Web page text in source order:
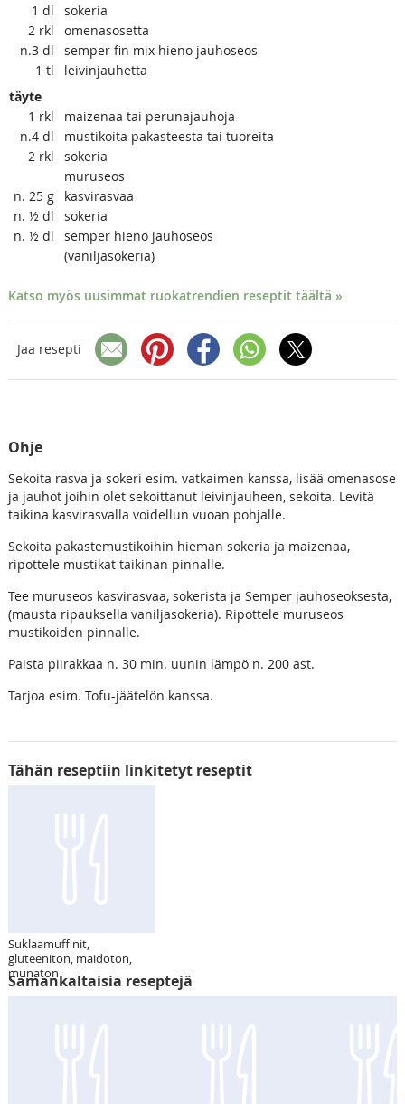
1 dl
sokeria
2 rkl
omenasosetta
n.3 dl
semper fin mix hieno jauhoseos
1 tl
leivinjauhetta
täyte
1 rkl
maizenaa tai perunajauhoja
n.4 dl
mustikoita pakasteesta tai tuoreita
2 rkl
sokeria
muruseos
n. 25 g
kasvirasvaa
n. ½ dl
sokeria
n. ½ dl
semper hieno jauhoseos
(vaniljasokeria)
Katso myös uusimmat ruokatrendien reseptit täältä »
Jaa resepti
Ohje
Sekoita rasva ja sokeri esim. vatkaimen kanssa, lisää omenasose
ja jauhot joihin olet sekoittanut leivinjauheen, sekoita. Levitä
taikina kasvirasvalla voidellun vuoan pohjalle.
Sekoita pakastemustikoihin hieman sokeria ja maizenaa,
ripottele mustikat taikinan pinnalle.
Tee muruseos kasvirasvaa, sokerista ja Semper jauhoseoksesta,
(mausta ripauksella vaniljasokeria). Ripottele muruseos
mustikoiden pinnalle.
Paista piirakkaa n. 30 min. uunin lämpö n. 200 ast.
Tarjoa esim. Tofu-jäätelön kanssa.
Tähän reseptiin linkitetyt reseptit
Suklaamuffinit,
gluteeniton, maidoton,
munaton
Samankaltaisia reseptejä